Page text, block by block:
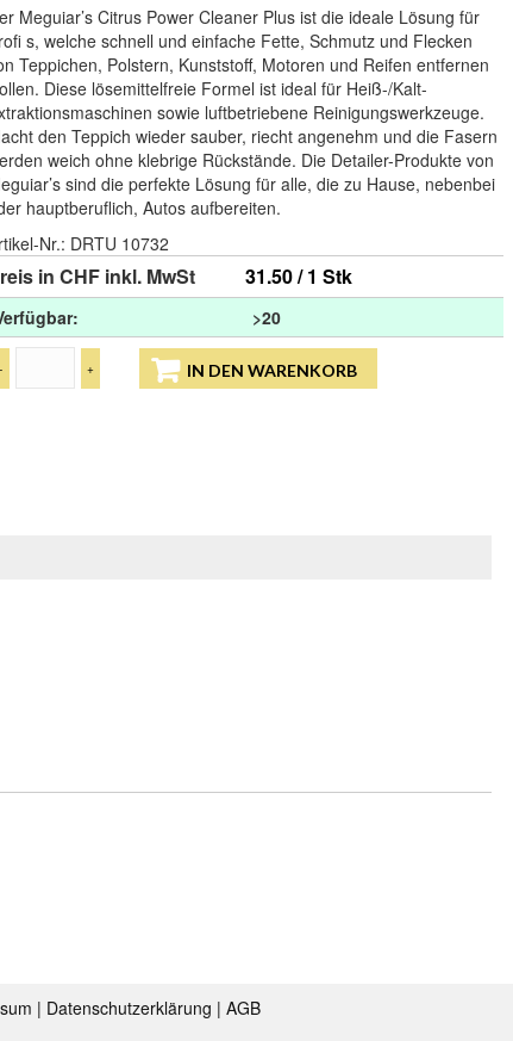
Meguiar’s Citrus Power Cleaner Plus ist die ideale Lösung für
s, welche schnell und einfache Fette, Schmutz und Flecken
Teppichen, Polstern, Kunststoff, Motoren und Reifen entfernen
Diese lösemittelfreie Formel ist ideal für Heiß-/Kalt-
sowie luftbetriebene Reinigungswerkzeuge.
den Teppich wieder sauber, riecht angenehm und die Fasern
weich ohne klebrige Rückstände. Die Detailer-Produkte von
sind die perfekte Lösung für alle, die zu Hause, nebenbei
hauptberuflich, Autos aufbereiten.
Nr.: DRTU 10732
in CHF inkl. MwSt 31.50 / 1 Stk
>20
- + IN DEN WARENKORB
| Datenschutzerklärung | AGB